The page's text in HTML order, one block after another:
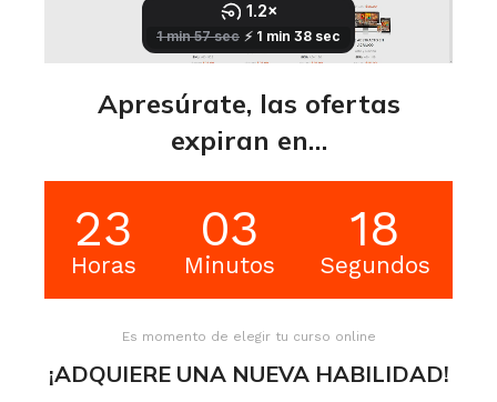
Apresúrate, las ofertas
expiran en…
23
Horas
03
Minutos
18
Segundos
Es momento de elegir tu curso online
¡ADQUIERE UNA NUEVA HABILIDAD!